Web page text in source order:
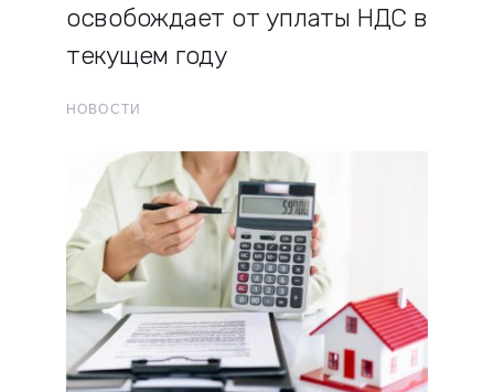
освобождает от уплаты НДС в
текущем году
НОВОСТИ